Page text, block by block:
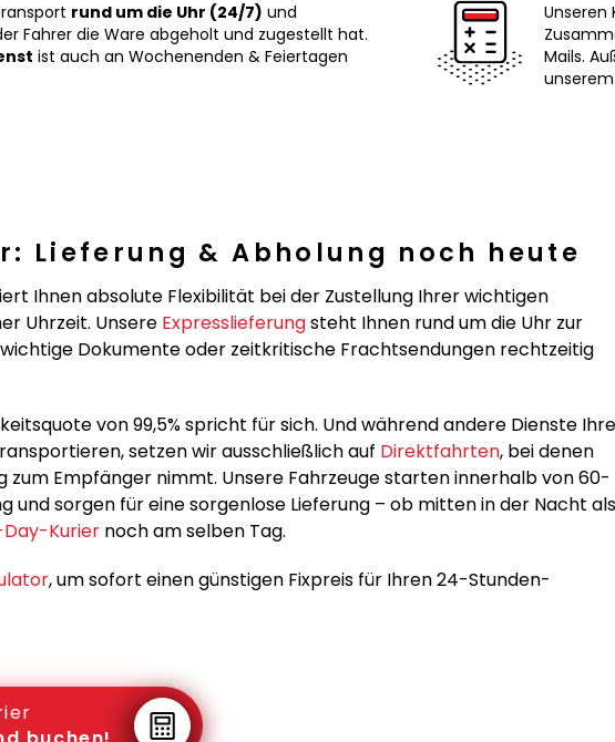
rund um die Uhr (24/7) und
Fahrer die Ware abgeholt und zugestellt hat.
ist auch an Wochenenden & Feiertagen
Unseren
Mails.
unserem
Lieferung & Abholung noch heute
Ihnen absolute Flexibilität bei der Zustellung Ihrer wichtigen
Uhrzeit. Unsere Expresslieferungsteht Ihnen rund um die Uhr zur
Dokumente oder zeitkritische Frachtsendungen rechtzeitig
von 99,5% spricht für sich. Und während andere Dienste Ihre
setzen wir ausschließlich auf Direktfahrten, bei denen
zum Empfänger nimmt. Unsere Fahrzeuge starten innerhalb von 60-
und sorgen für eine sorgenlose Lieferung – ob mitten in der Nacht als
Kurier noch am selben Tag.
, um sofort einen günstigen Fixpreis für Ihren 24-Stunden-